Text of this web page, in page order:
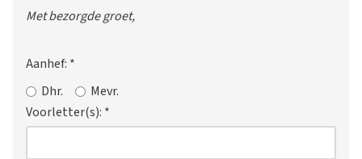
Met bezorgde groet,
Aanhef: *
Dhr.
Mevr.
Voorletter(s): *